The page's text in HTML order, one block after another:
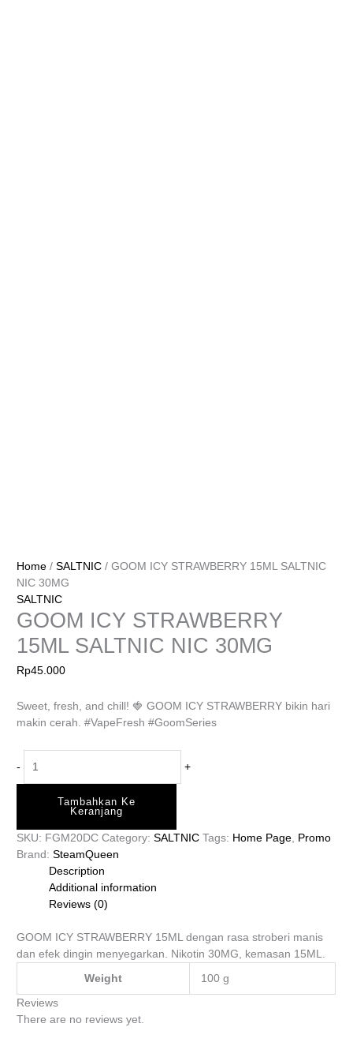
Home /SALTNIC / GOOM ICY STRAWBERRY 15ML SALTNIC
NIC 30MG
SALTNIC
GOOM ICY STRAWBERRY
15ML SALTNIC NIC 30MG
Rp45.000
Sweet, fresh, and chill! 🍓 GOOM ICY STRAWBERRY bikin hari
makin cerah. #VapeFresh #GoomSeries
- +
Tambahkan Ke
Keranjang
SKU: FGM20DC Category:SALTNIC Tags: Home Page, Promo
Brand:SteamQueen
Description
Additional information
Reviews (0)
GOOM ICY STRAWBERRY 15ML dengan rasa stroberi manis
dan efek dingin menyegarkan. Nikotin 30MG, kemasan 15ML.
Weight 100 g
Reviews
There are no reviews yet.